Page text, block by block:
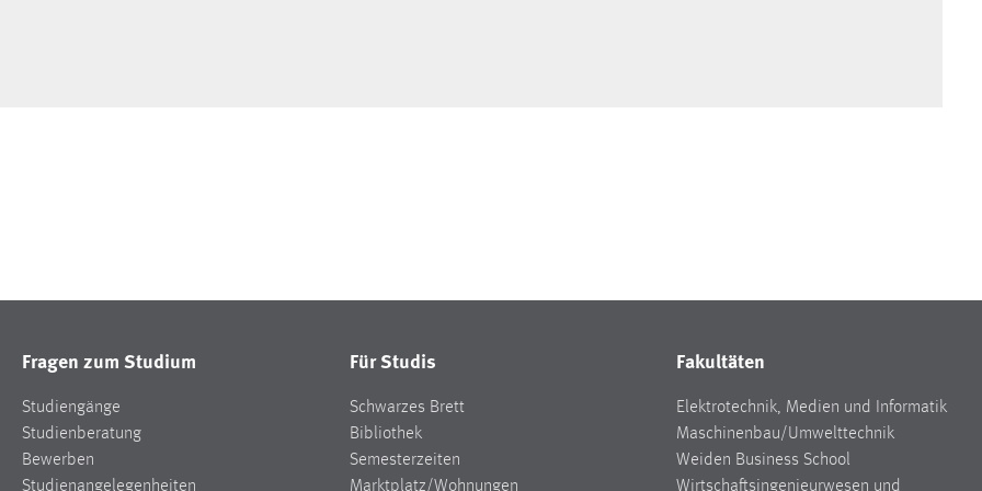
Fragen zum Studium
Studiengänge
Studienberatung
Bewerben
Studienangelegenheiten
Für Studis
Schwarzes Brett
Bibliothek
Semesterzeiten
Marktplatz/Wohnungen
Fakultäten
Elektrotechnik, Medien und Informatik
Maschinenbau/Umwelttechnik
Weiden Business School
Wirtschaftsingenieurwesen und